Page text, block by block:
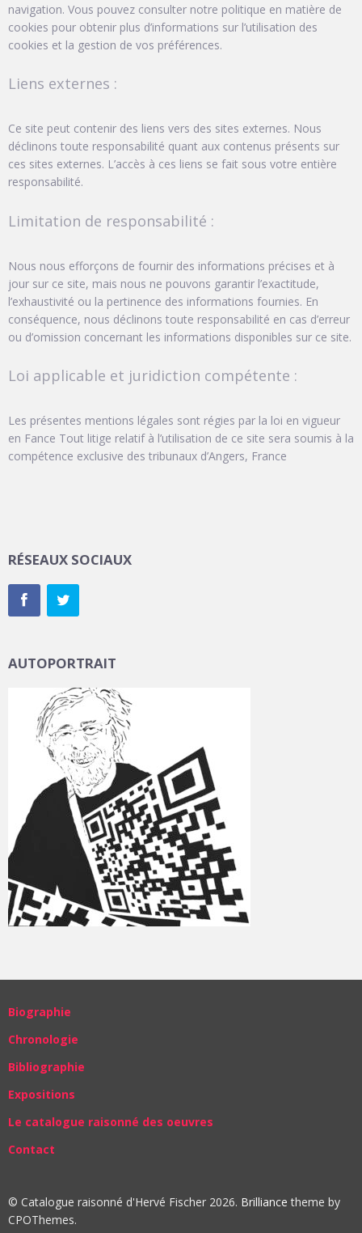
navigation. Vous pouvez consulter notre politique en matière de
cookies pour obtenir plus d’informations sur l’utilisation des
cookies et la gestion de vos préférences.
Liens externes :
Ce site peut contenir des liens vers des sites externes. Nous
déclinons toute responsabilité quant aux contenus présents sur
ces sites externes. L’accès à ces liens se fait sous votre entière
responsabilité.
Limitation de responsabilité :
Nous nous efforçons de fournir des informations précises et à
jour sur ce site, mais nous ne pouvons garantir l’exactitude,
l’exhaustivité ou la pertinence des informations fournies. En
conséquence, nous déclinons toute responsabilité en cas d’erreur
ou d’omission concernant les informations disponibles sur ce site.
Loi applicable et juridiction compétente :
Les présentes mentions légales sont régies par la loi en vigueur
en Fance Tout litige relatif à l’utilisation de ce site sera soumis à la
compétence exclusive des tribunaux d’Angers, France
RÉSEAUX SOCIAUX
AUTOPORTRAIT
Biographie
Chronologie
Bibliographie
Expositions
Le catalogue raisonné des oeuvres
Contact
© Catalogue raisonné d'Hervé Fischer 2026. Brilliance theme by
CPOThemes.